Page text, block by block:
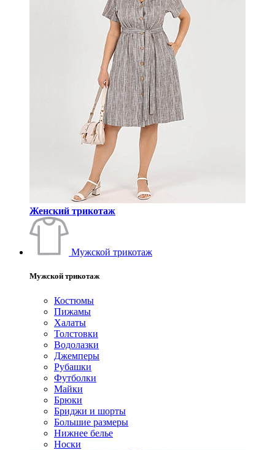
Женский трикотаж
Мужской трикотаж
Мужской трикотаж
Костюмы
Пижамы
Халаты
Толстовки
Водолазки
Джемперы
Рубашки
Футболки
Майки
Брюки
Бриджи и шорты
Большие размеры
Нижнее белье
Носки